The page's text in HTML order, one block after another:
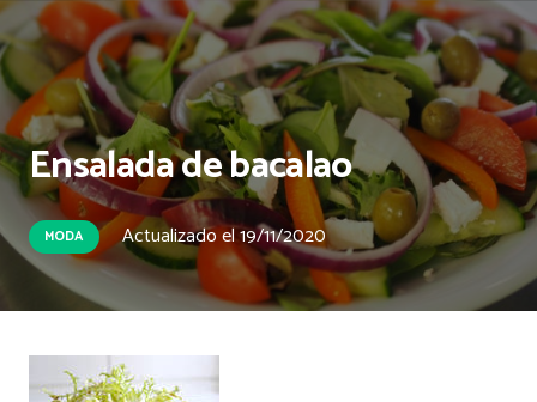
Ensalada de bacalao
MODA Actualizado el19/11/2020